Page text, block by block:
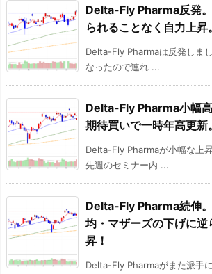
Delta-Fly Pharma反発
られることなく自力上昇。
Delta-Fly Pharmaは反発しま
なったので連れ ...
Delta-Fly Pharma小幅
期待買いで一時年高更新。
Delta-Fly Pharmaが小幅な上
先週のセミナー内 ...
Delta-Fly Pharma続伸
均・マザーズの下げに逆
昇！
Delta-Fly Pharmaがまた派手